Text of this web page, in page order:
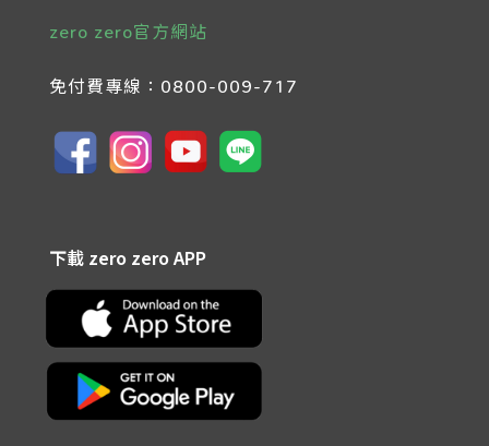
zero zero官方網站
免付費專線： 0800-009-717
下載 zero zero APP